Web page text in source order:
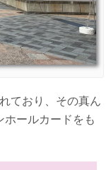
ており、その真ん
ホールカードをも